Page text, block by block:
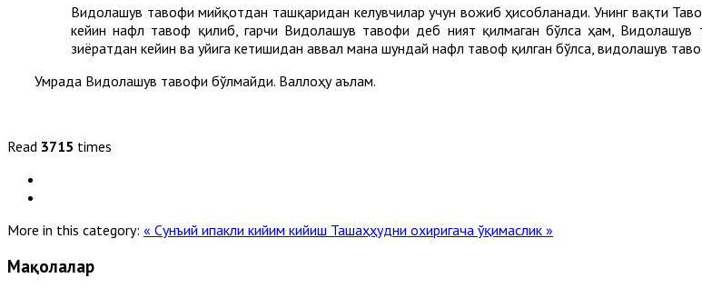
Видолашув тавофи мийқотдан ташқаридан келувчилар учун вожиб ҳисобланади. Унинг вақти
кейин нафл тавоф қилиб, гарчи Видолашув тавофи деб ният қилмаган бўлса ҳам, Видолашув
зиёратдан кейин ва уйига кетишидан аввал мана шундай нафл тавоф қилган бўлса, видолашув
Умрада Видолашув тавофи бўлмайди. Валлоҳу аълам.
Read 3715 times
More in this category: « Сунъий ипакли кийим кийиш Ташаҳҳудни охиригача ўқимаслик »
Мақолалар